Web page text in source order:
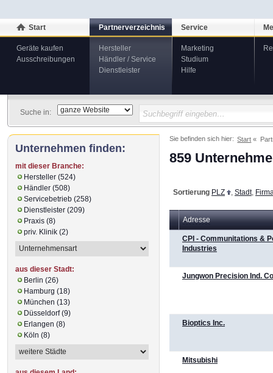
Start
Geräte kaufen
Ausschreibungen
Partnerverzeichnis
Hersteller
Händler / Service
Dienstleister
Service
Marketing
Studium
Hilfe
Suche in:
Sie befinden sich hier: Start
859
Sortierung PLZ Stadt,
Adresse
CPI - Communitations &
Industries
Jungwon Precision Ind.
Bioptics Inc.
Mitsubishi
Unternehmen finden:
mit dieser Branche:
Hersteller (524)
Händler (508)
Servicebetrieb (258)
Dienstleister (209)
Praxis (8)
priv. Klinik (2)
aus dieser Stadt:
Berlin (26)
Hamburg (18)
München (13)
Düsseldorf (9)
Erlangen (8)
Köln (8)